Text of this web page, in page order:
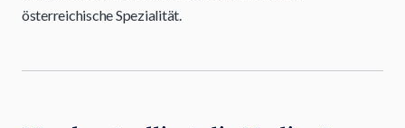
österreichische Spezialität.